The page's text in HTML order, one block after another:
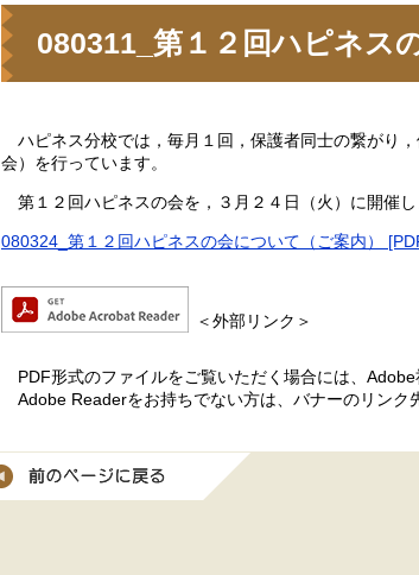
080311_第１２回ハピネス
ハピネス分校では，毎月１回，保護者同士の繋がり
会）を行っています。
第１２回ハピネスの会を，３月２４日（火）に開催し
080324_第１２回ハピネスの会について（ご案内）
＜外部リンク＞
PDF形式のファイルをご覧いただく場合には、
Adobe Readerをお持ちでない方は、バナーのリンク